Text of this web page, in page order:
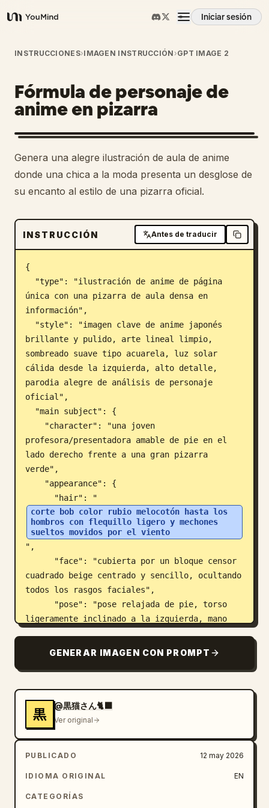
YouMind
Iniciar sesión
Resumen
Casos de uso
Habilidades
Prompts
Descargar
Actualizaciones
INSTRUCCIONES›IMAGEN INSTRUCCIÓN ›GPT IMAGE 2
Fórmula de personaje de
anime en pizarra
Genera una alegre ilustración de aula de anime
donde una chica a la moda presenta un desglose de
su encanto al estilo de una pizarra oficial.
INSTRUCCIÓN Antes de traducir
{
única con una pizarra de aula densa en
información",
brillante y pulido, arte lineal limpio,
sombreado suave tipo acuarela, luz solar
cálida desde la izquierda, alto detalle,
parodia alegre de análisis de personaje
oficial",
profesora/presentadora amable de pie en el
lado derecho frente a una gran pizarra
verde",
      "hair": "
corte bob color rubio melocotón hasta los
hombros con flequillo ligero y mechones
sueltos movidos por el viento
",
cuadrado beige centrado y sencillo, ocultando
todos los rasgos faciales",
ligeramente inclinado a la izquierda, mano
pizarra, mano derecha baja sosteniendo un
      "outfit pieces": ["camiseta blanca
holgada de manga corta", "jeans azul claro de
tiro alto"]
    "location": "aula iluminada por el sol",
    "background": "gran pizarra verde oscuro
GENERAR IMAGEN CON PROMPT
黒
@黒猫さん🐈‍⬛
Ver original
PUBLICADO 12 may 2026
IDIOMA ORIGINAL EN
CATEGORÍAS